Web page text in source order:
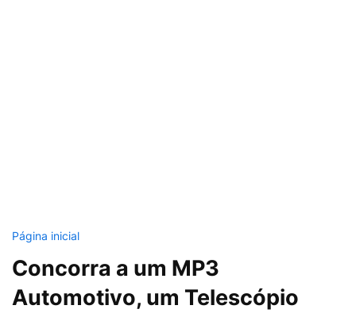
Página inicial
Concorra a um MP3
Automotivo, um Telescópio